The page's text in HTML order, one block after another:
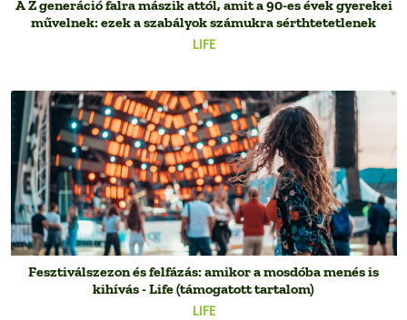
LIFE
A Z generáció falra mászik attól, amit a 90-es évek gyerekei
művelnek: ezek a szabályok számukra sérthtetetlenek
LIFE
Fesztiválszezon és felfázás: amikor a mosdóba menés is
kihívás - Life (támogatott tartalom)